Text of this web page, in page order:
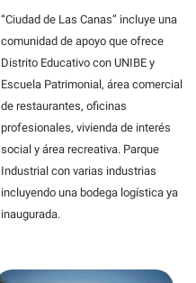
“Ciudad de Las Canas” incluye una
comunidad de apoyo que ofrece
Distrito Educativo con UNIBE y
Escuela Patrimonial, área comercial
de restaurantes, oficinas
profesionales, vivienda de interés
social y área recreativa. Parque
Industrial con varias industrias
incluyendo una bodega logística ya
inaugurada.